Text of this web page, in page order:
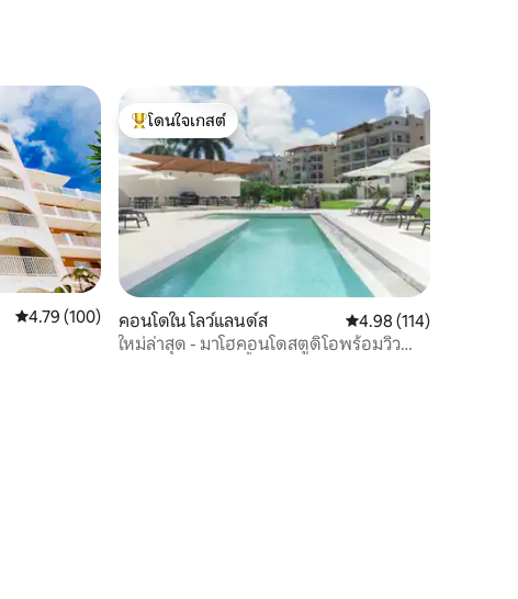
คะแนนเฉลี่ย 4.79 จาก 5, 100 รีวิว
4.79 (100)
โดนใจเกสต์ที่สุด
โดนใจเกสต์
คอนโดใน โลว์แลนด์ส คะแนนเฉลี่ย 4.98 จาก
4.98 (114)
ใหม่ล่าสุด - มาโฮคอนโดสตูดิโอพร้อมวิว